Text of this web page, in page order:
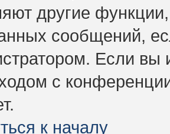
другие
сообщений,
Если вы
с
к началу